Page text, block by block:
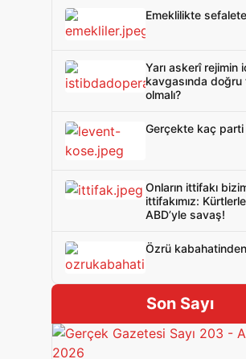
Emeklilikte
Yarı askerî rejimin
kavgasında
olmalı?
Gerçekte kaç parti
Onların ittifakı
ittifakımız:
ABD’yle savaş!
Özrü
Son Sayı